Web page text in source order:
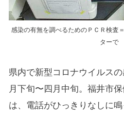
感染の有無を調べるためのＰＣＲ検査
ターで
県内で新型コロナウイルス
月下旬〜四月中旬。福井市
は、電話がひっきりなしに